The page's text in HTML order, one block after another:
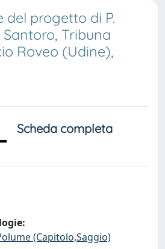
del progetto di P.
Tribuna
Roveo (Udine),
Scheda completa
(Capitolo,Saggio)